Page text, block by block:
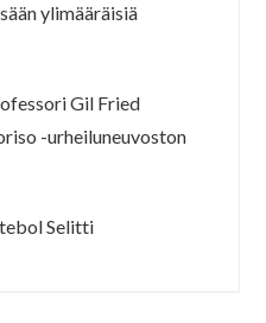
ylimääräisiä
Gil Fried
-urheiluneuvoston
Selitti